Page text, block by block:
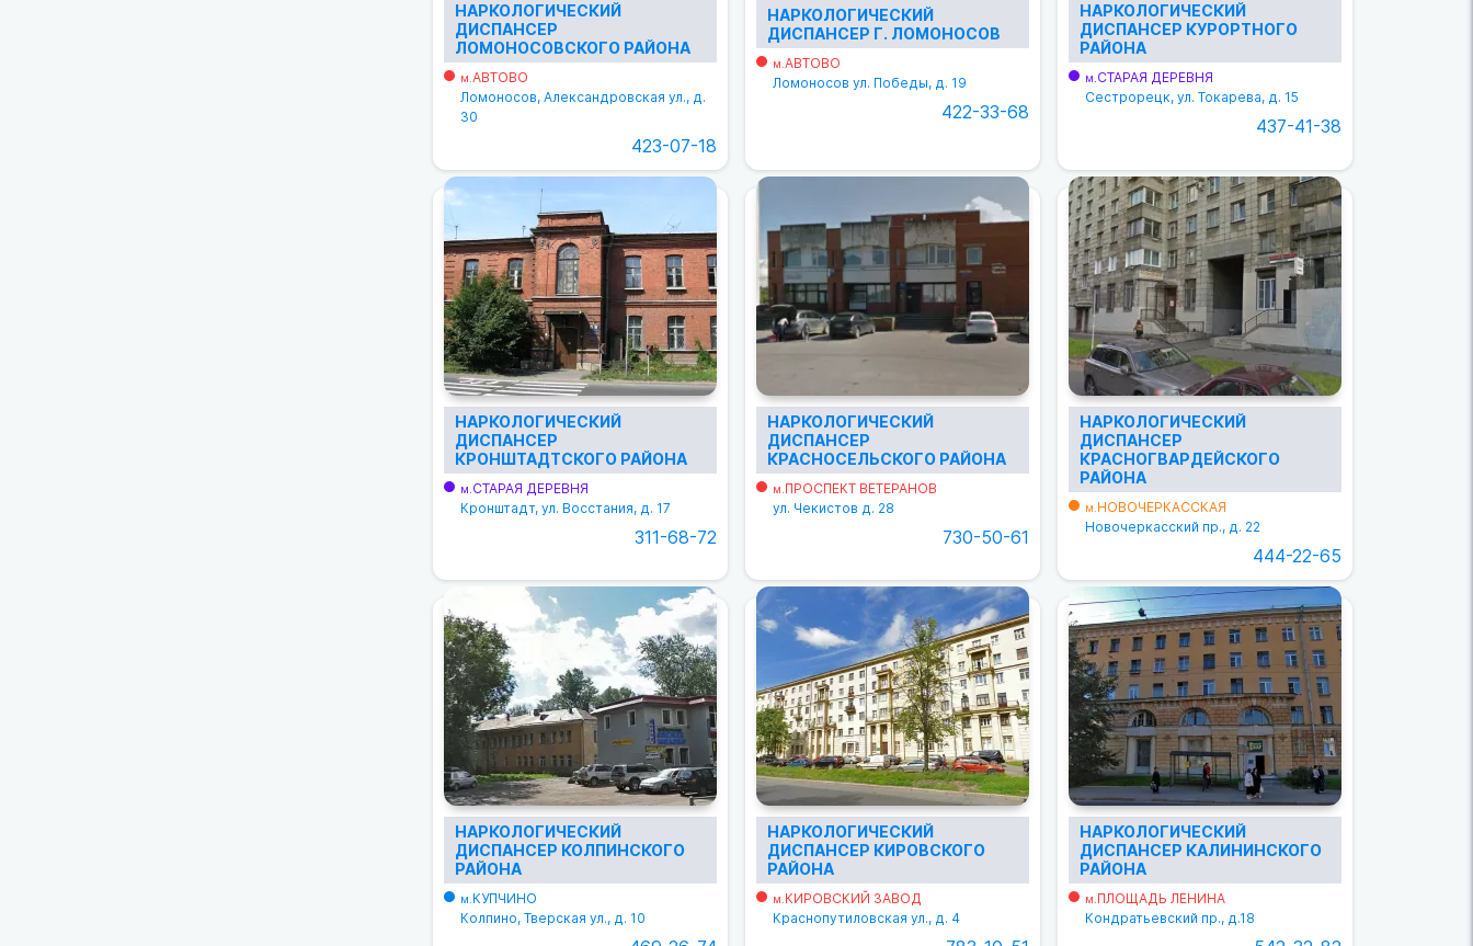
НАРКОЛОГИЧЕСКИЙ
ДИСПАНСЕР
ЛОМОНОСОВСКОГО РАЙОНА
м.АВТОВО
Ломоносов, Александровская ул., д.
30
423-07-18
НАРКОЛОГИЧЕСКИЙ
ДИСПАНСЕР Г. ЛОМОНОСОВ
м.АВТОВО
Ломоносов ул. Победы, д. 19
422-33-68
НАРКОЛОГИЧЕСКИЙ
ДИСПАНСЕР КУРОРТНОГО
РАЙОНА
м.СТАРАЯ ДЕРЕВНЯ
Сестрорецк, ул. Токарева, д. 15
437-41-38
НАРКОЛОГИЧЕСКИЙ
ДИСПАНСЕР
КРОНШТАДТСКОГО РАЙОНА
м.СТАРАЯ ДЕРЕВНЯ
Кронштадт, ул. Восстания, д. 17
311-68-72
НАРКОЛОГИЧЕСКИЙ
ДИСПАНСЕР
КРАСНОСЕЛЬСКОГО РАЙОНА
м.ПРОСПЕКТ ВЕТЕРАНОВ
ул. Чекистов д. 28
730-50-61
НАРКОЛОГИЧЕСКИЙ
ДИСПАНСЕР
КРАСНОГВАРДЕЙСКОГО
РАЙОНА
м.НОВОЧЕРКАССКАЯ
Новочеркасский пр., д. 22
444-22-65
НАРКОЛОГИЧЕСКИЙ
ДИСПАНСЕР КОЛПИНСКОГО
РАЙОНА
м.КУПЧИНО
Колпино, Тверская ул., д. 10
НАРКОЛОГИЧЕСКИЙ
ДИСПАНСЕР КИРОВСКОГО
РАЙОНА
м.КИРОВСКИЙ ЗАВОД
Краснопутиловская ул., д. 4
НАРКОЛОГИЧЕСКИЙ
ДИСПАНСЕР КАЛИНИНСКОГО
РАЙОНА
м.ПЛОЩАДЬ ЛЕНИНА
Кондратьевский пр., д.18